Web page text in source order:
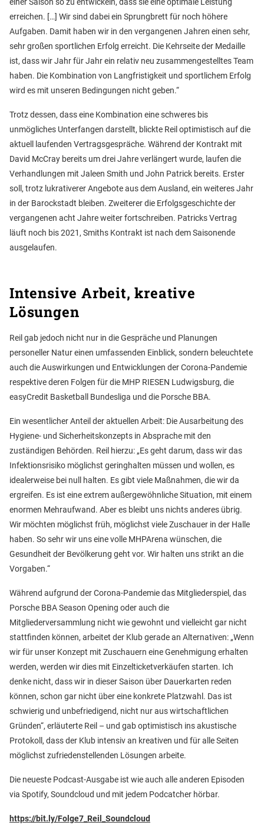
erreichen. […] Wir sind dabei ein Sprungbrett für noch höhere
Aufgaben. Damit haben wir in den vergangenen Jahren einen sehr,
sehr großen sportlichen Erfolg erreicht. Die Kehrseite der Medaille
ist, dass wir Jahr für Jahr ein relativ neu zusammengestelltes Team
haben. Die Kombination von Langfristigkeit und sportlichem Erfolg
wird es mit unseren Bedingungen nicht geben.“
Trotz dessen, dass eine Kombination eine schweres bis
unmögliches Unterfangen darstellt, blickte Reil optimistisch auf die
aktuell laufenden Vertragsgespräche. Während der Kontrakt mit
David McCray bereits um drei Jahre verlängert wurde, laufen die
Verhandlungen mit Jaleen Smith und John Patrick bereits. Erster
soll, trotz lukrativerer Angebote aus dem Ausland, ein weiteres Jahr
in der Barockstadt bleiben. Zweiterer die Erfolgsgeschichte der
vergangenen acht Jahre weiter fortschreiben. Patricks Vertrag
läuft noch bis 2021, Smiths Kontrakt ist nach dem Saisonende
ausgelaufen.
Intensive Arbeit, kreative
Lösungen
Reil gab jedoch nicht nur in die Gespräche und Planungen
personeller Natur einen umfassenden Einblick, sondern beleuchtete
auch die Auswirkungen und Entwicklungen der Corona-Pandemie
respektive deren Folgen für die MHP RIESEN Ludwigsburg, die
easyCredit Basketball Bundesliga und die Porsche BBA.
Ein wesentlicher Anteil der aktuellen Arbeit: Die Ausarbeitung des
Hygiene- und Sicherheitskonzepts in Absprache mit den
zuständigen Behörden. Reil hierzu: „Es geht darum, dass wir das
Infektionsrisiko möglichst geringhalten müssen und wollen, es
idealerweise bei null halten. Es gibt viele Maßnahmen, die wir da
ergreifen. Es ist eine extrem außergewöhnliche Situation, mit einem
enormen Mehraufwand. Aber es bleibt uns nichts anderes übrig.
Wir möchten möglichst früh, möglichst viele Zuschauer in der Halle
haben. So sehr wir uns eine volle MHPArena wünschen, die
Gesundheit der Bevölkerung geht vor. Wir halten uns strikt an die
Vorgaben.“
Während aufgrund der Corona-Pandemie das Mitgliederspiel, das
Porsche BBA Season Opening oder auch die
Mitgliederversammlung nicht wie gewohnt und vielleicht gar nicht
stattfinden können, arbeitet der Klub gerade an Alternativen: „Wenn
wir für unser Konzept mit Zuschauern eine Genehmigung erhalten
werden, werden wir dies mit Einzelticketverkäufen starten. Ich
denke nicht, dass wir in dieser Saison über Dauerkarten reden
können, schon gar nicht über eine konkrete Platzwahl. Das ist
schwierig und unbefriedigend, nicht nur aus wirtschaftlichen
Gründen“, erläuterte Reil – und gab optimistisch ins akustische
Protokoll, dass der Klub intensiv an kreativen und für alle Seiten
möglichst zufriedenstellenden Lösungen arbeite.
Die neueste Podcast-Ausgabe ist wie auch alle anderen Episoden
via Spotify, Soundcloud und mit jedem Podcatcher hörbar.
https://bit.ly/Folge7_Reil_Soundcloud